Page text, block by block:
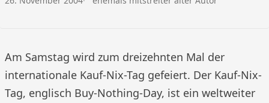
Am Samstag wird zum dreizehnten Mal der
internationale Kauf-Nix-Tag gefeiert. Der Kauf-Nix-
Tag, englisch Buy-Nothing-Day, ist ein weltweiter